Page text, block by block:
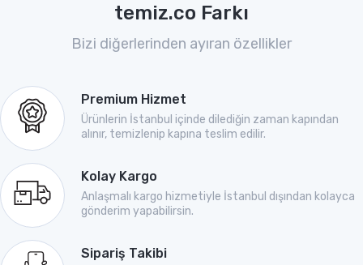
temiz.co Farkı
Bizi diğerlerinden ayıran özellikler
Premium Hizmet
Ürünlerin İstanbul içinde dilediğin zaman kapından
alınır, temizlenip kapına teslim edilir.
Kolay Kargo
Anlaşmalı kargo hizmetiyle İstanbul dışından kolayca
gönderim yapabilirsin.
Sipariş Takibi